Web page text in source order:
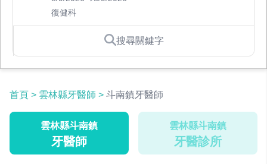
復健科
搜尋關鍵字
首頁 > 雲林縣牙醫師 > 斗南鎮牙醫師
雲林縣斗南鎮
牙醫師
雲林縣斗南鎮
牙醫診所